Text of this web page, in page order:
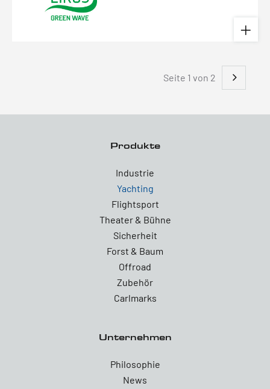
Seite 1 von 2
Produkte
Industrie
Yachting
Flightsport
Theater & Bühne
Sicherheit
Forst & Baum
Offroad
Zubehör
Carlmarks
Unternehmen
Philosophie
News